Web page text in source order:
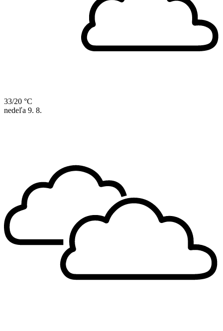
33/20 °C
nedeľa 9. 8.